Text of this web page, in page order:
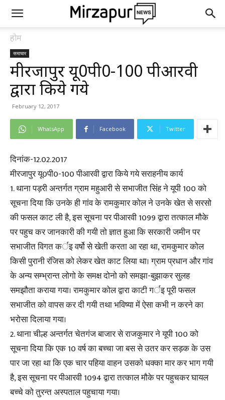
होम
समाचार
मीरजापुर यू0पी0-100 पीआरवी
द्वारा किये गये
February 12, 2017
WhatsApp Facebook Twitter
दिनांक-12.02.2017
मीरजापुर यू0पी0-100 पीआरवी द्वारा किये गये सराहनीय कार्य
1. थाना पड़री अन्तर्गत ग्राम महुआरी से सभाजीत सिंह ने यूपी 100 को
सूचना दिया कि उनके ही गांव के रामकुमार कोल ने उनके खेत से सरसो
की फसल काट ली है, इस सूचना पर पीआरवी 1099 द्वारा तत्काल मौके
पर पहुच कर जानकारी की गयी तो ज्ञात हुआ कि सरकारी जमीन पर
सभाजीत विगत कर्इ वर्षो से खेती करता आ रहा था, रामकुमार कोल
किसी पुरानी रंजिस को लेकर खेत काट लिया था। ग्राम प्रधान और गांव
के अन्य सम्भ्रान्त लोगो के समक्ष दोनो को समझा-बुझाकर सुलह
समझौता कराया गया। रामकुमार कोल द्वारा काटी गर्इ पूरी फसल
सभाजीत को वापस कर दी गयी तथा भविष्या में ऐसा कभी न करने का
भरोसा दिलाया गया।
2. थाना चील्ह अन्तर्गत चेतगंज बाजार से राजकुमार ने यूपी 100 को
सूचना दिया कि एक 10 वर्ष का बच्चा जा बस से उतर कर सड़क के उस
पार जा रहा था कि एक चार पहिया वाहन उसको धक्का मार कर भाग गयी
है, इस सूचना पर पीआरवी 1094 द्वारा तत्काल मौके पर पहुचकर घायल
बच्चे को तुरन्त अस्पताल पहुचाया गया।